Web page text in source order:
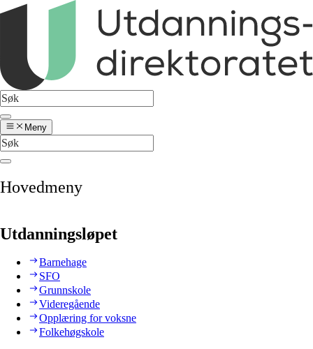
Meny
Hovedmeny
Utdanningsløpet
Barnehage
SFO
Grunnskole
Videregående
Opplæring for voksne
Folkehøgskole